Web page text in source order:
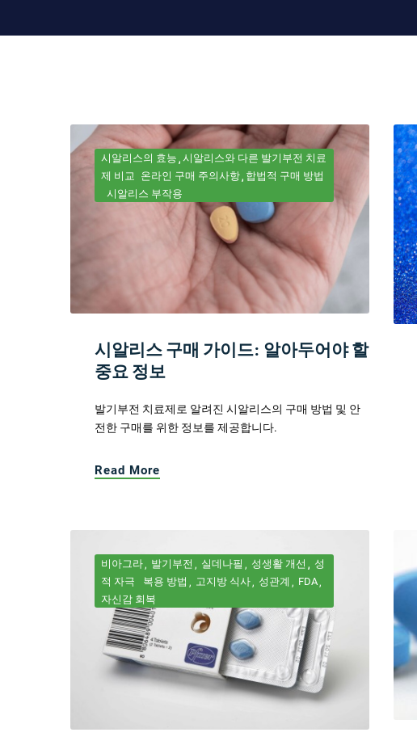
시알리스의 효능 시알리스와 다른 발기부전 치료
제 비교 온라인 구매 주의사항 합법적 구매 방법
시알리스 부작용
시알리스 구매 가이드: 알아두어야 할
중요 정보
발기부전 치료제로 알려진 시알리스의 구매 방법 및 안
전한 구매를 위한 정보를 제공합니다.
Read More
비아그라 발기부전 실데나필 성생활 개선
성
적 자극
복용 방법 고지방 식사 성관계
FDA
자신감 회복